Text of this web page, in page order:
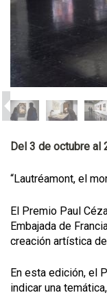
Del 3 de octubre al
“Lautréamont, el
El Premio Paul
Embajada de
creación artística
En esta edición, el
indicar una